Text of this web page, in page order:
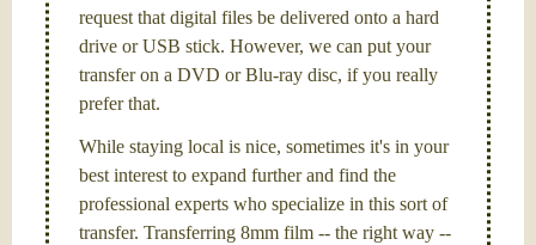
request that digital files be delivered onto a hard
drive or USB stick. However, we can put your
transfer on a DVD or Blu-ray disc, if you really
prefer that.
While staying local is nice, sometimes it's in your
best interest to expand further and find the
professional experts who specialize in this sort of
transfer. Transferring 8mm film -- the right way --